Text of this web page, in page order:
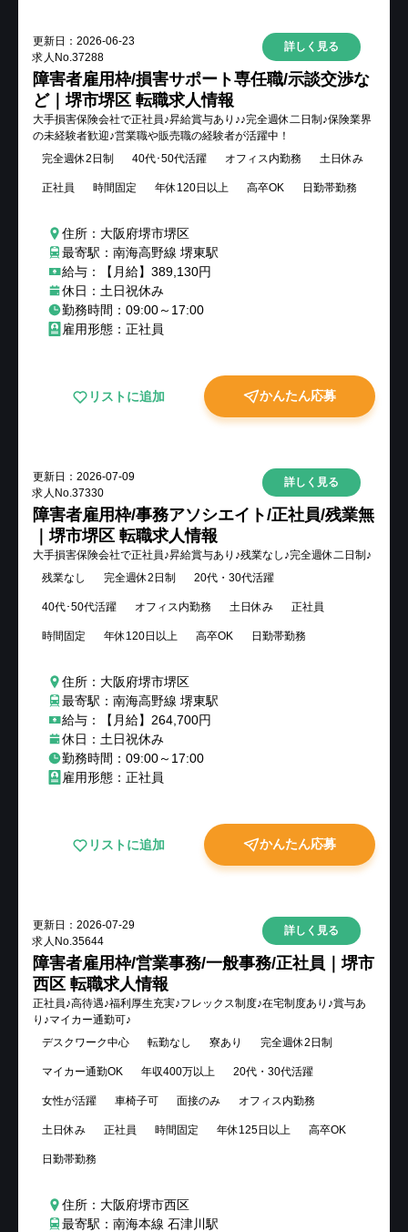
更新日： 2026-06-23
求人No. 37288
詳しく見る
障害者雇用枠/損害サポート専任職/示談交渉な
ど｜堺市堺区 転職求人情報
大手損害保険会社で正社員♪昇給賞与あり♪♪完全週休二日制♪保険業界
の未経験者歓迎♪営業職や販売職の経験者が活躍中！
完全週休2日制
40代･50代活躍 オフィス内勤務 土日休み
正社員 時間固定 年休120日以上 高卒OK 日勤帯勤務
住所：大阪府堺市堺区
最寄駅：南海高野線 堺東駅
給与：【月給】389,130円
休日：土日祝休み
勤務時間：09:00～17:00
雇用形態：正社員
リストに追加 かんたん応募
更新日： 2026-07-09
求人No. 37330
詳しく見る
障害者雇用枠/事務アソシエイト/正社員/残業無
｜堺市堺区 転職求人情報
大手損害保険会社で正社員♪昇給賞与あり♪残業なし♪完全週休二日制♪
残業なし
完全週休2日制 20代・30代活躍
40代･50代活躍 オフィス内勤務 土日休み 正社員
時間固定 年休120日以上 高卒OK 日勤帯勤務
住所：大阪府堺市堺区
最寄駅：南海高野線 堺東駅
給与：【月給】264,700円
休日：土日祝休み
勤務時間：09:00～17:00
雇用形態：正社員
リストに追加 かんたん応募
更新日： 2026-07-29
求人No. 35644
詳しく見る
障害者雇用枠/営業事務/一般事務/正社員｜堺市
西区 転職求人情報
正社員♪高待遇♪福利厚生充実♪フレックス制度♪在宅制度あり♪賞与あ
り♪マイカー通勤可♪
デスクワーク中心
転勤なし 寮あり 完全週休2日制
マイカー通勤OK 年収400万以上 20代・30代活躍
女性が活躍 車椅子可 面接のみ オフィス内勤務
土日休み 正社員 時間固定 年休125日以上 高卒OK
日勤帯勤務
住所：大阪府堺市西区
最寄駅：南海本線 石津川駅